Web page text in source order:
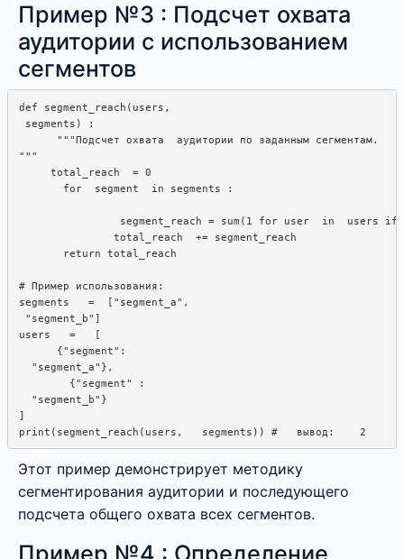
Пример №3 : Подсчет охвата
аудитории с использованием
сегментов
def segment_reach(users,
segments) :
      """Подсчет охвата  аудитории по заданным сегментам.
"""
     total_reach  = 0
       for  segment  in segments :
segment_reach = sum(1 for user  in  users
               total_reach  += segment_reach
       return total_reach
# Пример использования:
segments   =  ["segment_a",
"segment_b"]
users   =   [
      {"segment":
  "segment_a"},
        {"segment" :
  "segment_b"}
]
Этот пример демонстрирует методику
сегментирования аудитории и последующего
подсчета общего охвата всех сегментов.
Пример №4 : Определение